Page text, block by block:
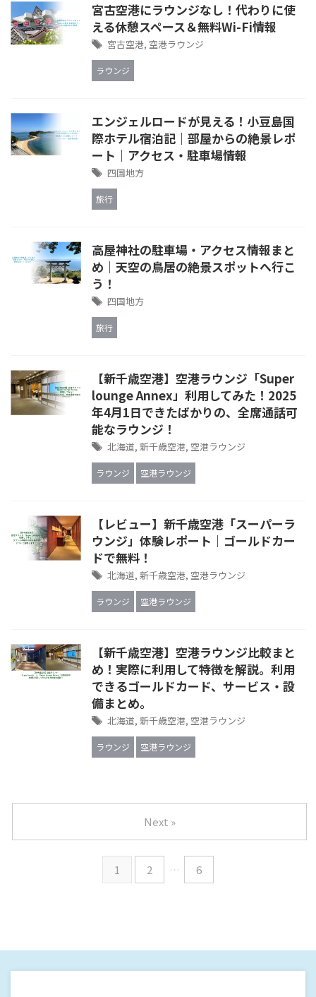
宮古空港にラウンジなし！代わりに使
える休憩スペース＆無料Wi-Fi情報
宮古空港, 空港ラウンジ
ラウンジ
エンジェルロードが見える！小豆島国
際ホテル宿泊記｜部屋からの絶景レポ
ート｜アクセス・駐車場情報
四国地方
旅行
高屋神社の駐車場・アクセス情報まと
め｜天空の鳥居の絶景スポットへ行こ
う！
四国地方
旅行
【新千歳空港】空港ラウンジ「Super
lounge Annex」利用してみた！2025
年4月1日できたばかりの、全席通話可
能なラウンジ！
北海道, 新千歳空港, 空港ラウンジ
ラウンジ 空港ラウンジ
【レビュー】新千歳空港「スーパーラ
ウンジ」体験レポート｜ゴールドカー
ドで無料！
北海道, 新千歳空港, 空港ラウンジ
ラウンジ 空港ラウンジ
【新千歳空港】空港ラウンジ比較まと
め！実際に利用して特徴を解説。利用
できるゴールドカード、サービス・設
備まとめ。
北海道, 新千歳空港, 空港ラウンジ
ラウンジ 空港ラウンジ
1 2 … 6
Next »